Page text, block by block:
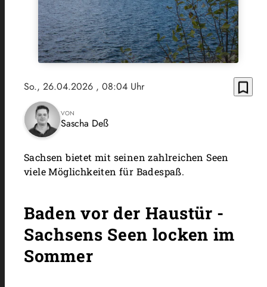
So., 26.04.2026 , 08:04 Uhr bookmark_border
VON
Sascha Deß
Sachsen bietet mit seinen zahlreichen Seen
viele Möglichkeiten für Badespaß.
Baden vor der Haustür -
Sachsens Seen locken im
Sommer